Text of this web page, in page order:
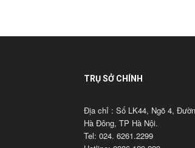
TRỤ SỞ CHÍNH
Địa chỉ : Số LK44, Ngõ 4,
Hà Đông, TP Hà Nội.
Tel: 024. 6261.2299